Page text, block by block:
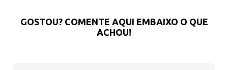
GOSTOU? COMENTE AQUI EMBAIXO O QUE
ACHOU!